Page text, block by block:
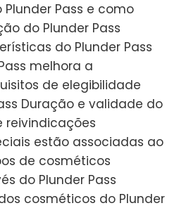
Pass e como
do Plunder Pass
do Plunder Pass
melhora a
de elegibilidade
Duração e validade do
reivindicações
estão associadas ao
de cosméticos
do Plunder Pass
cosméticos do Plunder